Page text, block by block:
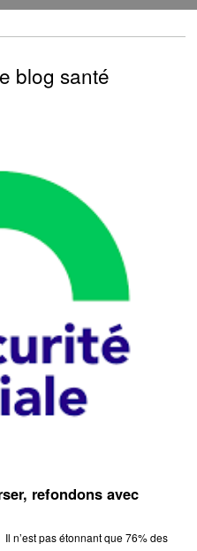
blog santé
refondons avec
n’est pas étonnant que 76% des